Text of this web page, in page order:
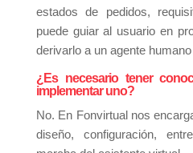
estados de pedidos,
puede guiar al usuario en
derivarlo a un agente
¿Es necesario tener
implementar uno?
No. En Fonvirtual nos
diseño, configuración,